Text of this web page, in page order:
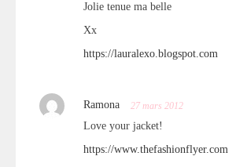
Jolie tenue ma belle
Xx
https://lauralexo.blogspot.com
Ramona 27 mars 2012
Love your jacket!
https://www.thefashionflyer.com